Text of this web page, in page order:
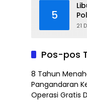
5
21
Pos-pos
8 Tahun
Pangandaran
Operasi Gratis